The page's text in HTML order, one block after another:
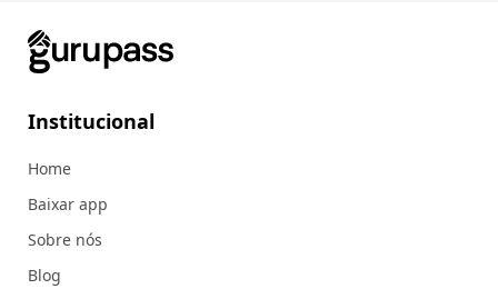
Institucional
Home
Baixar app
Sobre nós
Blog